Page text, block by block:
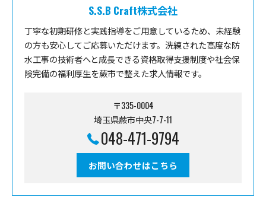
S.S.B Craft株式会社
丁寧な初期研修と実践指導をご用意しているため、未経験
の方も安心してご応募いただけます。洗練された高度な防
水工事の技術者へと成長できる資格取得支援制度や社会保
険完備の福利厚生を蕨市で整えた求人情報です。
〒335-0004
埼玉県蕨市中央7-7-11
048-471-9794
お問い合わせはこちら